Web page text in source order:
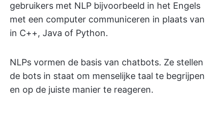
gebruikers met NLP bijvoorbeeld in het Engels
met een computer communiceren in plaats van
in C++, Java of Python.
NLPs vormen de basis van chatbots. Ze stellen
de bots in staat om menselijke taal te begrijpen
en op de juiste manier te reageren.